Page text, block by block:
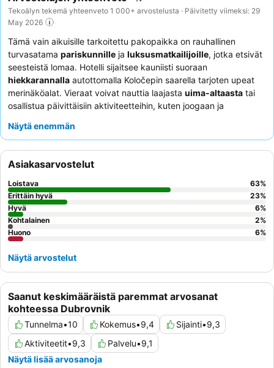
Tekoälyn tekemä yhteenveto 1 000+ arvostelusta · Päivitetty viimeksi: 29
May 2026
Tämä vain aikuisille tarkoitettu pakopaikka on rauhallinen
turvasatama pariskunnille ja luksusmatkailijoille, jotka etsivät
seesteistä lomaa. Hotelli sijaitsee kauniisti suoraan
hiekkarannalla autottomalla Koločepin saarella tarjoten upeat
merinäköalat. Vieraat voivat nauttia laajasta uima-altaasta tai
osallistua päivittäisiin aktiviteetteihin, kuten joogaan ja
kiitosta huomaavaisuudestaan, täydentäen monipuolista
ravintola
huoneen varaamistamerinäköalalla
saaren luonnonkauneutta.
Näytä enemmän
Saanut keskimääräistä paremmat arvosanat
kohteessa Dubrovnik
Tunnelma•10 Kokemus•9,4 Sijainti•9,3
Aktiviteetit•9,3 Palvelu•9,1
Näytä lisää arvosanoja
Asiakasarvostelut
Loistava 63%
Erittäin hyvä
23%
Hyvä
6%
Kohtalainen
2%
Huono
6%
Näytä arvostelut